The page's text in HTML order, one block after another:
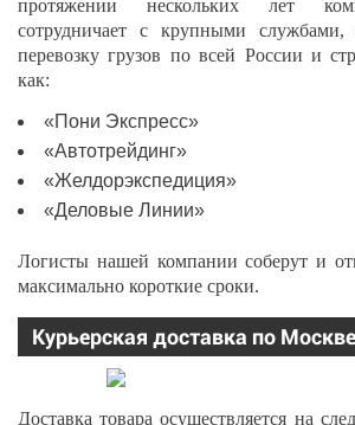
протяжении нескольких лет
сотрудничает с крупными службами,
перевозку грузов по всей России и
как:
«Пони Экспресс»
«Автотрейдинг»
«Желдорэкспедиция»
«Деловые Линии»
Логисты нашей компании соберут и
максимально короткие сроки.
Курьерская доставка по
Доставка товара осуществляется на